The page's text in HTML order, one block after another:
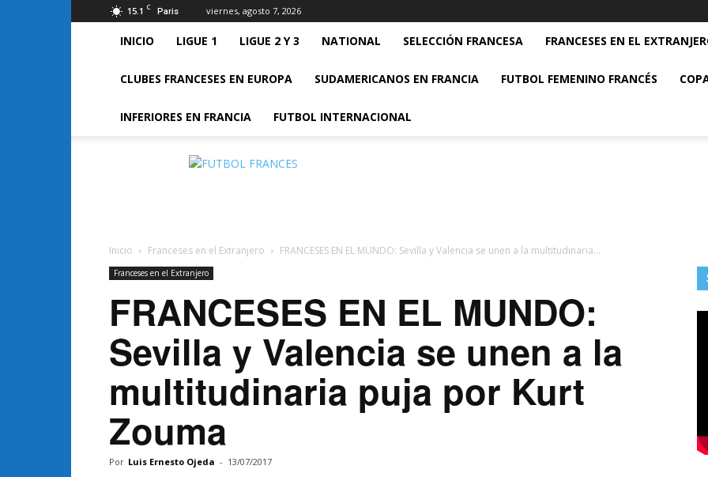
15.1 C Paris viernes, agosto 7, 2026
INICIO LIGUE 1 LIGUE 2 Y 3 NATIONAL SELECCIÓN FRANCESA FRANCESES EN EL
CLUBES FRANCESES EN EUROPA SUDAMERICANOS EN FRANCIA FUTBOL FEMENINO FRANCÉS
INFERIORES EN FRANCIA FUTBOL INTERNACIONAL
FUTBOL
Inicio Franceses en el Extranjero FRANCESES EN EL MUNDO: Sevilla y Valencia se unen a la multitudinaria...
Franceses en el Extranjero
FRANCESES EN EL MUNDO:
Sevilla y Valencia se unen a la
multitudinaria puja por Kurt
Zouma
Por Luis Ernesto Ojeda - 13/07/2017